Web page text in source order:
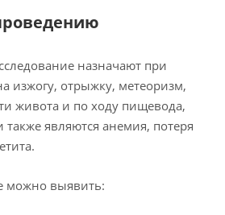
назначают при
изжогу, отрыжку, метеоризм,
живота и по ходу пищевода,
являются анемия, потеря
можно выявить: